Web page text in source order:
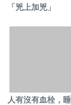
「兇上加兇」
人有沒有血栓，